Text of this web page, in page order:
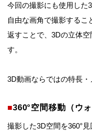
今回の撮影にも使用した
自由な画角で撮影するこ
返すことで、3Dの立体
す。
3D動画ならではの特長
■360°空間移動（ウ
撮影した3D空間を360°